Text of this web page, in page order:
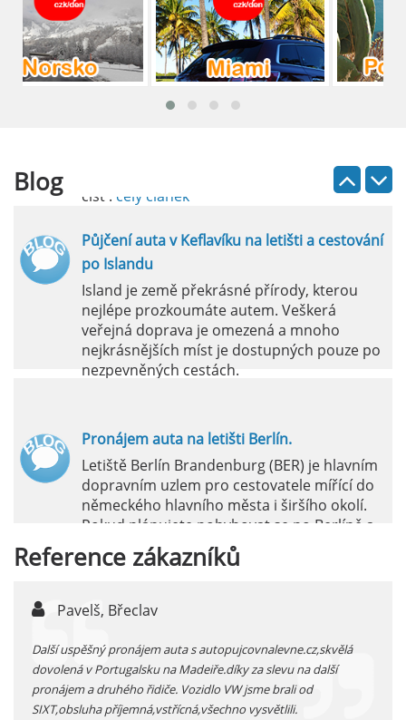
Blog
číst :
celý článek
Pronájem auta na letišti Lefkada: Kompletní
průvodce
Půjčení auta na letišti Lefkada je skvělý
číst : celý článek
Půjčení auta v Keflavíku na letišti a cestování
po Islandu
Island je země překrásné přírody, kterou
nejlépe prozkoumáte autem. Veškerá
veřejná doprava je omezená a mnoho
nejkrásnějších míst je dostupných pouze po
nezpevněných cestách.
Pronájem auta na letišti Berlín.
Letiště Berlín Brandenburg (BER) je hlavním
dopravním uzlem pro cestovatele mířící do
německého hlavního města i širšího okolí.
Pokud plánujete pohybovat se po Berlíně a
okolních regionech bez omezení, pronájem
auta přímo na letišti je ideální volbou.
Letiště Marseille, oficiálně známé jako
mezinárodní letiště Marseille-Provence, je
hlavní vstupní branou do regionu Provence
Reference zákazníků
Pavelš, Břeclav
Další uspěšný pronájem auta s autopujcovnalevne.cz,skvělá
dovolená v Portugalsku na Madeiře.díky za slevu na další
pronájem a druhého řidiče. Vozidlo VW jsme brali od
SIXT,obsluha příjemná,vstřícná,všechno vysvětlili.